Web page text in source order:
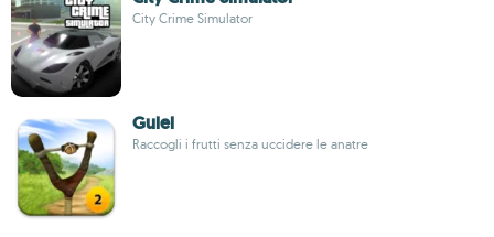
City Crime Simulator
Gulel
Raccogli i frutti senza uccidere le anatre